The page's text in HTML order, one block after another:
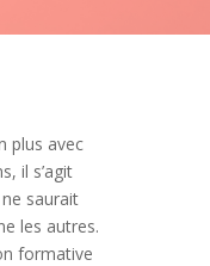
plus avec
il s’agit
saurait
les autres.
formative